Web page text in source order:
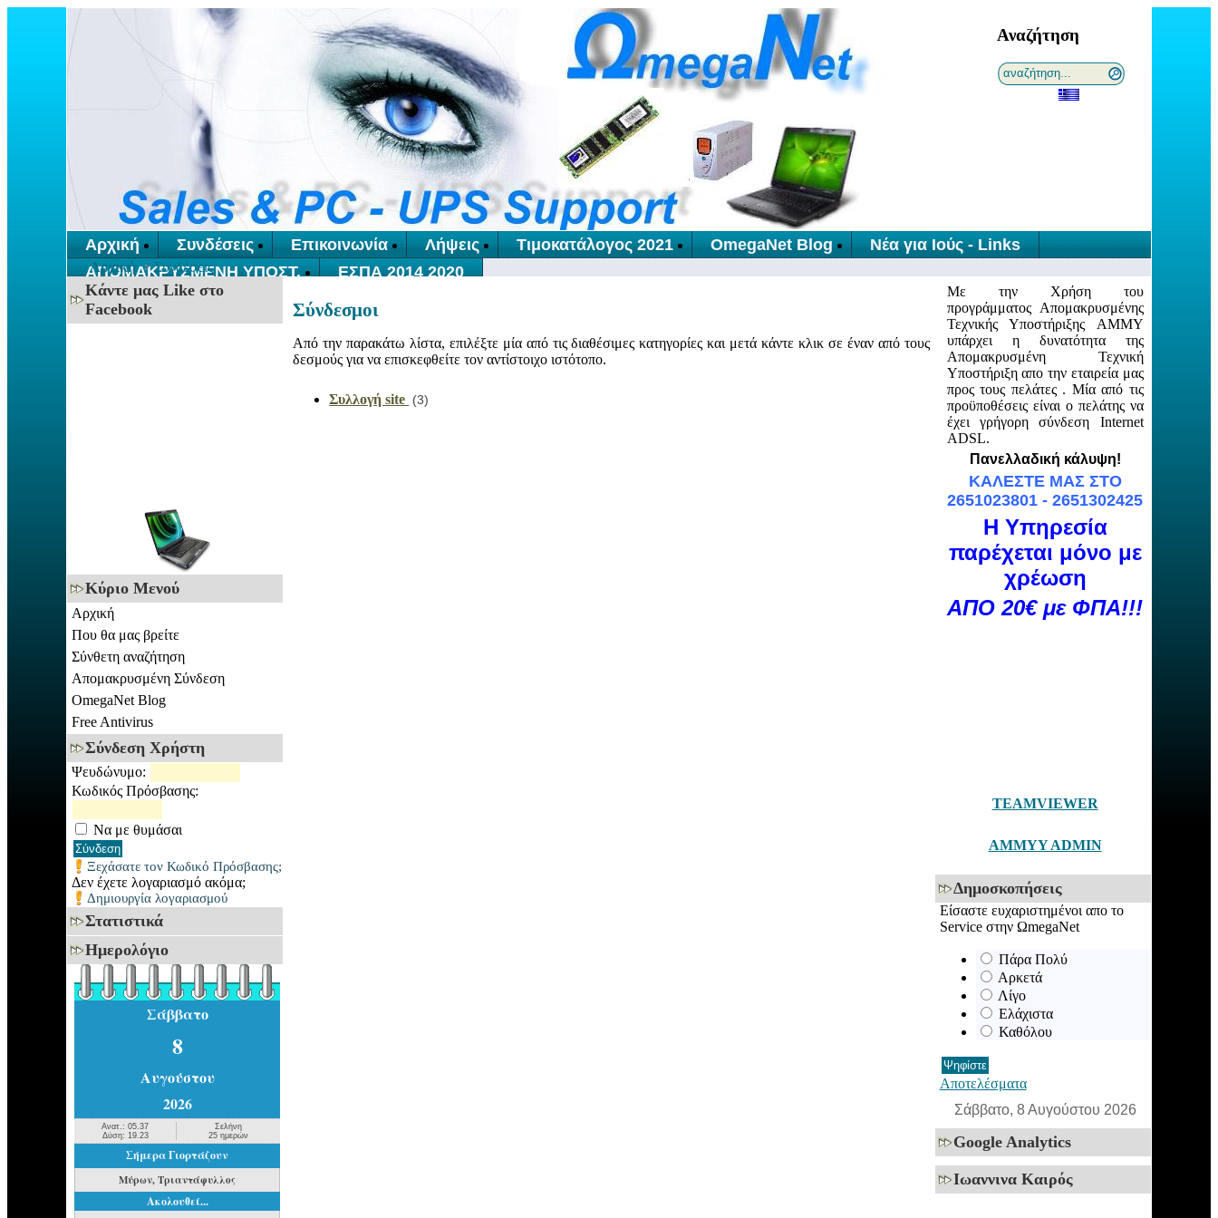
Αναζήτηση
Αρχική Συνδέσεις Επικοινωνία Λήψεις Τιμοκατάλογος 2021 OmegaNet Blog
Νέα για Ιούς - Links
ΑΠΟΜΑΚΡΥΣΜΕΝΗ ΥΠΟΣΤ.
ΕΣΠΑ 2014 2020
Αρχική Συνδέσεις
Σύνδεσμοι
Από την παρακάτω λίστα, επιλέξτε μία από τις διαθέσιμες κατηγορίες και μετά κάντε κλικ σε έναν από τους
δεσμούς για να επισκεφθείτε τον αντίστοιχο ιστότοπο.
Συλλογή site (3)
Κάντε μας Like στο
Facebook
Κύριο Μενού
Αρχική
Που θα μας βρείτε
Σύνθετη αναζήτηση
Απομακρυσμένη Σύνδεση
OmegaNet Blog
Free Antivirus
Σύνδεση Χρήστη
Ψευδώνυμο:
Κωδικός Πρόσβασης:
Να με θυμάσαι
Ξεχάσατε τον Κωδικό Πρόσβασης;
Δεν έχετε λογαριασμό ακόμα;
Δημιουργία λογαριασμού
Στατιστικά
Ημερολόγιο
Σάββατο
8
Αυγούστου
2026
Ανατ.: 05.37
Δύση: 19.23
Σελήνη
25 ημερών
Σήμερα Γιορτάζουν
Μύρων, Τριαντάφυλλος
Ακολουθεί...
Με την Χρήση του
προγράμματος Απομακρυσμένης
Τεχνικής Υποστήριξης AMMY
υπάρχει η δυνατότητα της
Απομακρυσμένη Τεχνική
Υποστήριξη απο την εταιρεία μας
προς τους πελάτες . Μία από τις
προϋποθέσεις είναι ο πελάτης να
έχει γρήγορη σύνδεση Internet
ADSL.
Πανελλαδική κάλυψη!
ΚΑΛΕΣΤΕ ΜΑΣ ΣΤΟ
2651023801 - 2651302425
Η Υπηρεσία
παρέχεται μόνο με
χρέωση
ΑΠΟ 20€ με ΦΠΑ!!!
TEAMVIEWER
AMMYY ADMIN
Δημοσκοπήσεις
Είσαστε ευχαριστημένοι απο τo
Service στην ΩmegaNet
Πάρα Πολύ
Αρκετά
Λίγο
Ελάχιστα
Καθόλου
Αποτελέσματα
Σάββατο, 8 Αυγούστου 2026
Google Analytics
Ιωαννινα Καιρός